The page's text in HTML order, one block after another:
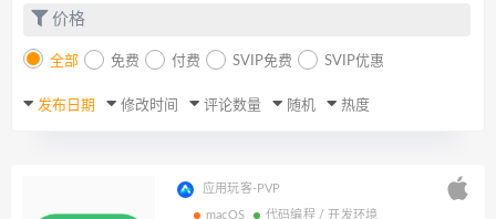
价格
全部 免费 付费 SVIP免费 SVIP优惠
发布日期 修改时间 评论数量 随机 热度
应用玩客-PVP
macOS 代码编程 / 开发环境